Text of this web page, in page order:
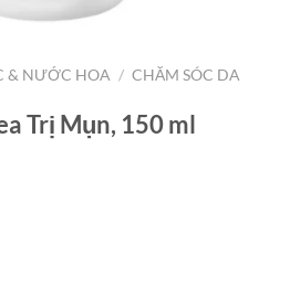
& NƯỚC HOA / CHĂM SÓC DA
Trị Mụn, 150 ml